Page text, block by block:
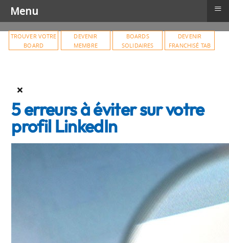
TROUVER VOTRE
BOARD
DEVENIR
MEMBRE
BOARDS
SOLIDAIRES
DEVENIR
FRANCHISÉ TAB
5 erreurs à éviter sur votre
profil LinkedIn
Menu ≡